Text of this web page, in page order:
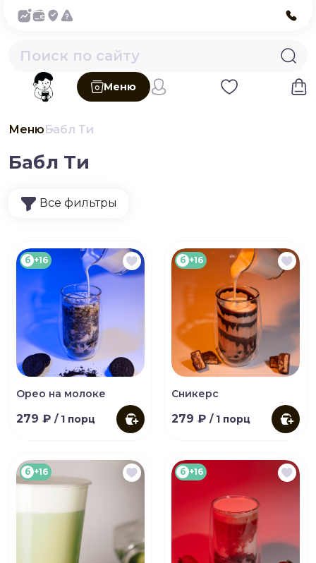
Меню
МенюБабл Ти
Бабл Ти
Все фильтры
б +16
Орео на молоке
279 ₽ / 1 порц
б +16
Сникерс
279 ₽ / 1 порц
б +16 б +16